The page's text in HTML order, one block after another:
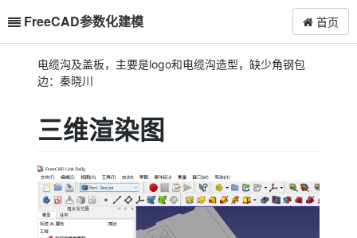
FreeCAD参数化建模 首页
电缆沟及盖板，主要是logo和电缆沟造型，缺少角钢包
边：秦晓川
三维渲染图